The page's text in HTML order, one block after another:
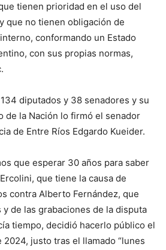
tienen prioridad en el uso del
que no tienen obligación de
conformando un Estado
con sus propias normas,
diputados y 38 senadores y su
de la Nación lo firmó el senador
de Entre Ríos Edgardo Kueider.
que esperar 30 años para saber
que tiene la causa de
contra Alberto Fernández, que
de las grabaciones de la disputa
tiempo, decidió hacerlo público el
justo tras el llamado “lunes